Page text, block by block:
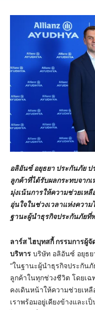
อลิอันซ์ อยุธยา ประกันภัย ป
ลูกค้าที่ได้รับผลกระทบจาก
มุ่งเน้นการให้ความช่วยเหลื
อุ่นใจในช่วงเวลาแห่งควา
ฐานะผู้นำธุรกิจประกันภัยที่
ลาร์ส ไฮบุทสกี้ กรรมการผู้
บริหาร บริษัท อลิอันซ์ อยุธ
“ในฐานะผู้นำธุรกิจประกัน
ลูกค้าในทุกช่วงชีวิต โดยเฉ
คงเดินหน้าให้ความช่วยเห
เราพร้อมอยู่เคียงข้างและ